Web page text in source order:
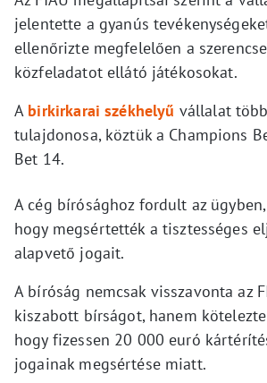
jelentette a gyanús
ellenőrizte megfelelően a
közfeladatot ellátó játékosokat.
A birkirkarai székhelyű vállalat
tulajdonosa, köztük a Champions
Bet 14.
A cég bírósághoz fordult az
hogy megsértették a tisztességes
alapvető jogait.
A bíróság nemcsak visszavonta az
kiszabott bírságot, hanem
hogy fizessen 20 000 euró
jogainak megsértése miatt.